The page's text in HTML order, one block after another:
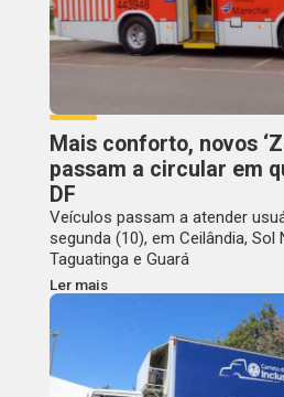
Mais conforto, novos
passam a circular em
DF
Veículos passam a atender
segunda (10), em Ceilândia,
Taguatinga e Guará
Ler mais